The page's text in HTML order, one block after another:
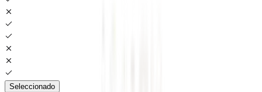
Seleccionado